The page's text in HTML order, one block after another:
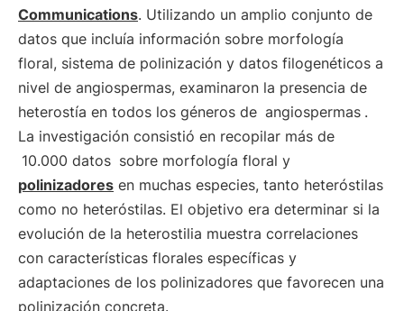
Communications. Utilizando un amplio conjunto de
datos que incluía información sobre morfología
floral, sistema de polinización y datos filogenéticos a
nivel de angiospermas, examinaron la presencia de
heterostía en todos los géneros de angiospermas .
La investigación consistió en recopilar más de
10.000 datos sobre morfología floral y
polinizadores en muchas especies, tanto heteróstilas
como no heteróstilas. El objetivo era determinar si la
evolución de la heterostilia muestra correlaciones
con características florales específicas y
adaptaciones de los polinizadores que favorecen una
polinización concreta.